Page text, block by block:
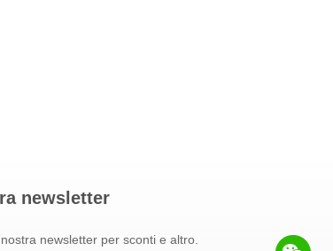
newsletter
newsletter per sconti e altro.